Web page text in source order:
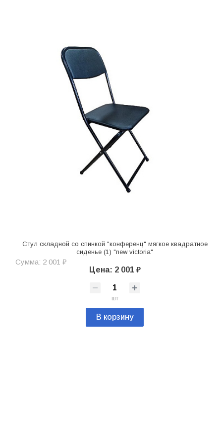
Стул складной со спинкой "конференц" мягкое квадратное
сиденье (1) "new victoria"
Сумма: 2 001 ₽
Цена: 2 001 ₽
шт
В корзину